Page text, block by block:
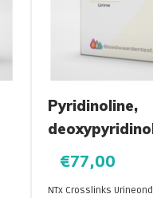
Pyridinoline,
urine
€77,00
NTx Crosslinks Urineonderzoek voor